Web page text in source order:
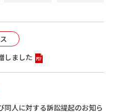
しました
同人に対する訴訟提起のお知ら